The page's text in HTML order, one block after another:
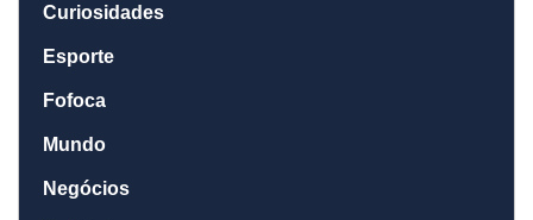
Curiosidades
Esporte
Fofoca
Mundo
Negócios